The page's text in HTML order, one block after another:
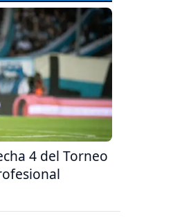
4 del Torneo